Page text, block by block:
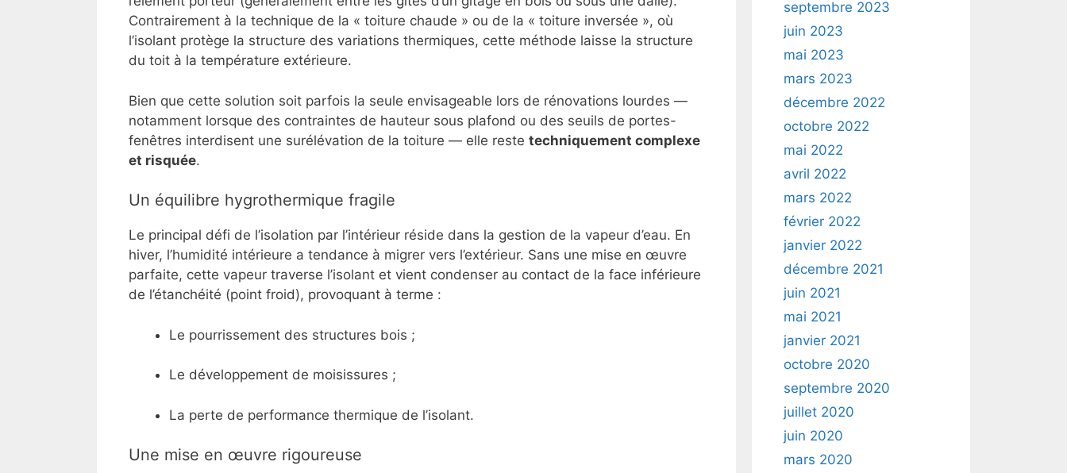
Contrairement à la technique de la « toiture chaude » ou de la « toiture inversée », où
l’isolant protège la structure des variations thermiques, cette méthode laisse la structure
du toit à la température extérieure.
Bien que cette solution soit parfois la seule envisageable lors de rénovations lourdes —
notamment lorsque des contraintes de hauteur sous plafond ou des seuils de portes-
fenêtres interdisent une surélévation de la toiture — elle reste techniquement complexe
et risquée.
Un équilibre hygrothermique fragile
Le principal défi de l’isolation par l’intérieur réside dans la gestion de la vapeur d’eau. En
hiver, l’humidité intérieure a tendance à migrer vers l’extérieur. Sans une mise en œuvre
parfaite, cette vapeur traverse l’isolant et vient condenser au contact de la face inférieure
de l’étanchéité (point froid), provoquant à terme :
Le pourrissement des structures bois ;
Le développement de moisissures ;
La perte de performance thermique de l’isolant.
Une mise en œuvre rigoureuse
septembre 2023
juin 2023
mai 2023
mars 2023
décembre 2022
octobre 2022
mai 2022
avril 2022
mars 2022
février 2022
janvier 2022
décembre 2021
juin 2021
mai 2021
janvier 2021
octobre 2020
septembre 2020
juillet 2020
juin 2020
mars 2020